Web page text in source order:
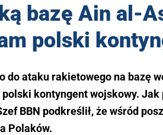
bazę Ain al-
polski
do ataku rakietowego na bazę
kontyngent wojskowy. Jak
BBN podkreślił, że wśród
Polaków.